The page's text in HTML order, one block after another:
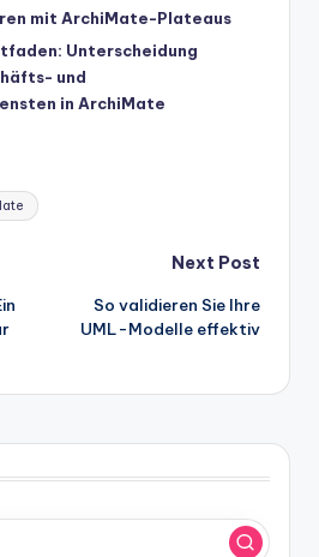
mit ArchiMate-Plateaus
Unterscheidung
und
in ArchiMate
Next Post
So validieren Sie Ihre
UML-Modelle effektiv